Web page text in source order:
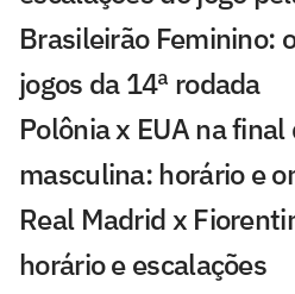
Brasileirão Feminino:
jogos da 14ª rodada
Polônia x EUA na final
masculina: horário e
Real Madrid x
horário e escalações